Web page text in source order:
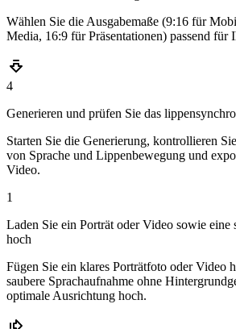
Wählen Sie die Ausgabemaße (9:16 für
Media, 16:9 für Präsentationen) passend für
4
Generieren und prüfen Sie das
Starten Sie die Generierung, kontrollieren
von Sprache und Lippenbewegung und
Video.
1
Laden Sie ein Porträt oder Video sowie eine
hoch
Fügen Sie ein klares Porträtfoto oder Video
saubere Sprachaufnahme ohne
optimale Ausrichtung hoch.